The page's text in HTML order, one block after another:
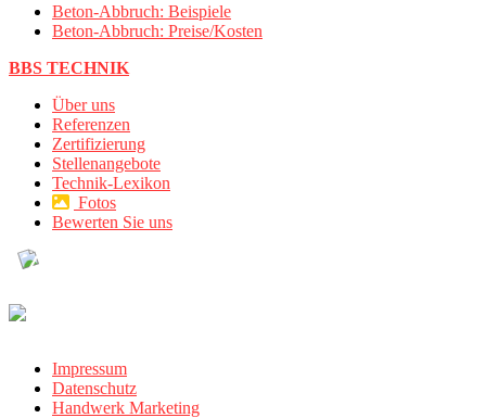
Beton-Abbruch: Beispiele
Beton-Abbruch: Preise/Kosten
BBS TECHNIK
Über uns
Referenzen
Zertifizierung
Stellenangebote
Technik-Lexikon
Fotos
Bewerten Sie uns
Impressum
Datenschutz
Handwerk Marketing